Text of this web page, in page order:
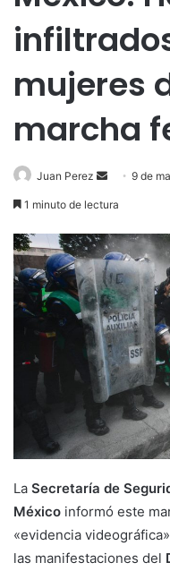
mujeres
marcha
Juan Perez
Send9 de
1 minuto de lectura
La Secretaría de
México informó este
«evidencia
las manifestaciones del